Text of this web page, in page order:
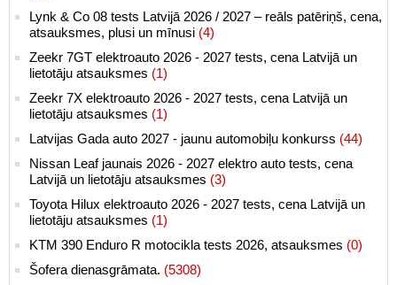
Lynk & Co 08 tests Latvijā 2026 / 2027 – reāls patēriņš, cena,
atsauksmes, plusi un mīnusi (4)
Zeekr 7GT elektroauto 2026 - 2027 tests, cena Latvijā un
lietotāju atsauksmes (1)
Zeekr 7X elektroauto 2026 - 2027 tests, cena Latvijā un
lietotāju atsauksmes (1)
Latvijas Gada auto 2027 - jaunu automobiļu konkurss (44)
Nissan Leaf jaunais 2026 - 2027 elektro auto tests, cena
Latvijā un lietotāju atsauksmes (3)
Toyota Hilux elektroauto 2026 - 2027 tests, cena Latvijā un
lietotāju atsauksmes (1)
KTM 390 Enduro R motocikla tests 2026, atsauksmes (0)
Šofera dienasgrāmata. (5308)